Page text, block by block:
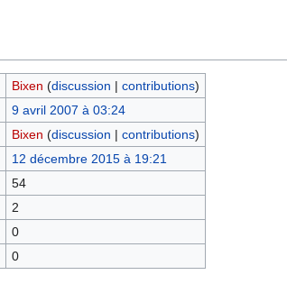
Bixen (discussion | contributions)
9 avril 2007 à 03:24
Bixen (discussion | contributions)
12 décembre 2015 à 19:21
54
2
0
0